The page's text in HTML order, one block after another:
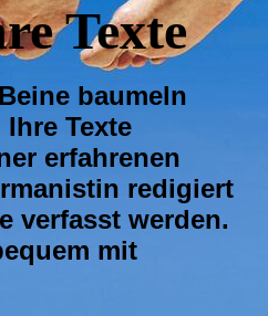
Texte
baumeln
Texte
erfahrenen
redigiert
verfasst werden.
mit